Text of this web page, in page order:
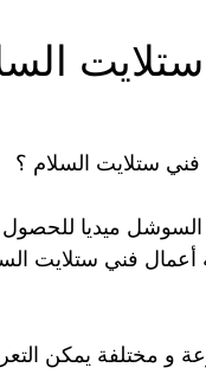
ستلايت السلام ؟
السوشل ميديا
فني ستلايت
و مختلفة يمكن